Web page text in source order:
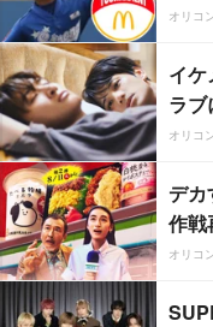
オリコ
イ
ラ
オリコ
デ
作戦
オリコ